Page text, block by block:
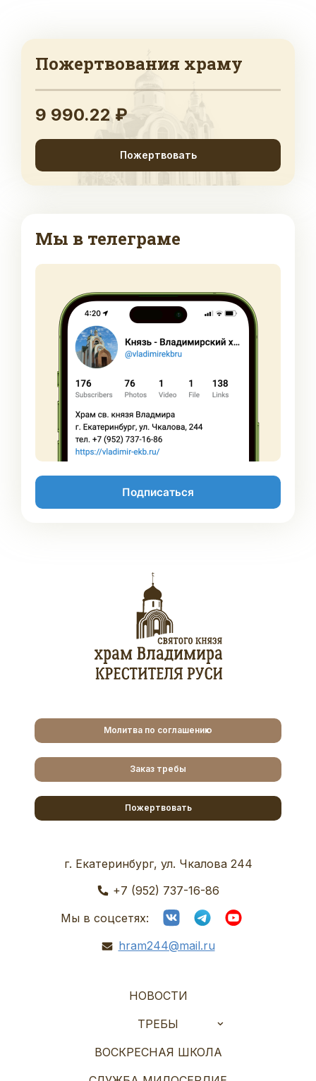
Пожертвования храму
9 990.22 ₽
Пожертвовать
Мы в телеграме
Подписаться
Молитва по соглашению
Заказ требы
Пожертвовать
г. Екатеринбург, ул. Чкалова 244
+7 (952) 737-16-86
Мы в соцсетях:
hram244@mail.ru
НОВОСТИ
ТРЕБЫ
ВОСКРЕСНАЯ ШКОЛА